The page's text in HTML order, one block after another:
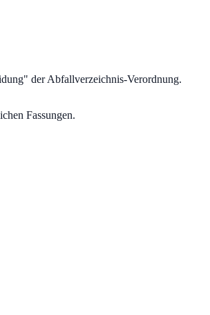
" der Abfallverzeichnis-Verordnung.
Fassungen.